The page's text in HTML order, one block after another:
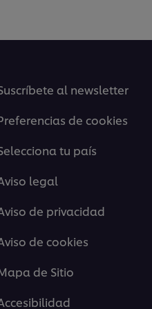
or other browser storage.
al newsletter
de cookies
tu país
legal
de privacidad
de cookies
de Sitio